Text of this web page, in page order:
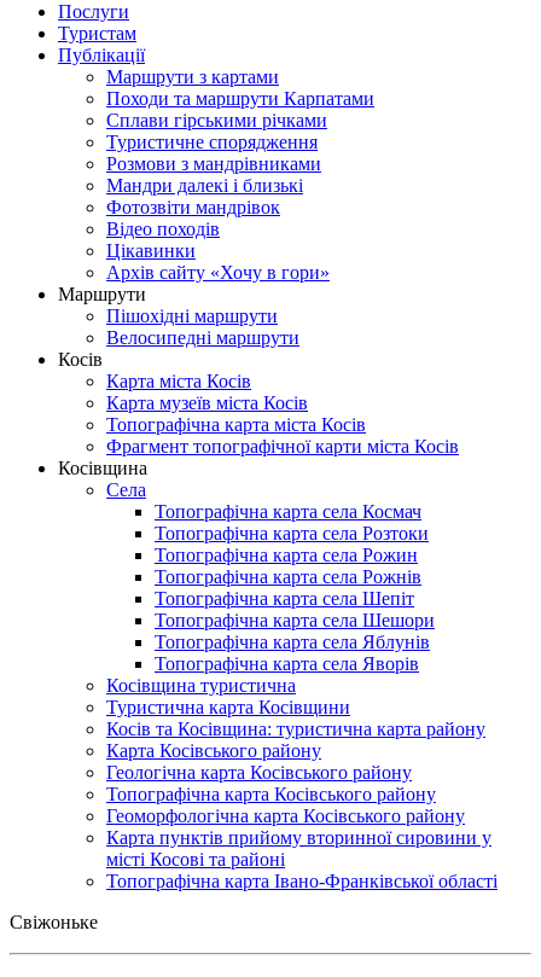
Послуги
Туристам
Публікації
Маршрути з картами
Походи та маршрути Карпатами
Сплави гірськими річками
Туристичне спорядження
Розмови з мандрівниками
Мандри далекі і близькі
Фотозвіти мандрівок
Відео походів
Цікавинки
Архів сайту «Хочу в гори»
Маршрути
Пішохідні маршрути
Велосипедні маршрути
Косів
Карта міста Косів
Карта музеїв міста Косів
Топографічна карта міста Косів
Фрагмент топографічної карти міста Косів
Косівщина
Села
Топографічна карта села Космач
Топографічна карта села Розтоки
Топографічна карта села Рожин
Топографічна карта села Рожнів
Топографічна карта села Шепіт
Топографічна карта села Шешори
Топографічна карта села Яблунів
Топографічна карта села Яворів
Косівщина туристична
Туристична карта Косівщини
Косів та Косівщина: туристична карта району
Карта Косівського району
Геологічна карта Косівського району
Топографічна карта Косівського району
Геоморфологічна карта Косівського району
Карта пунктів прийому вторинної сировини у
місті Косові та районі
Топографічна карта Івано-Франківської області
Свіжоньке